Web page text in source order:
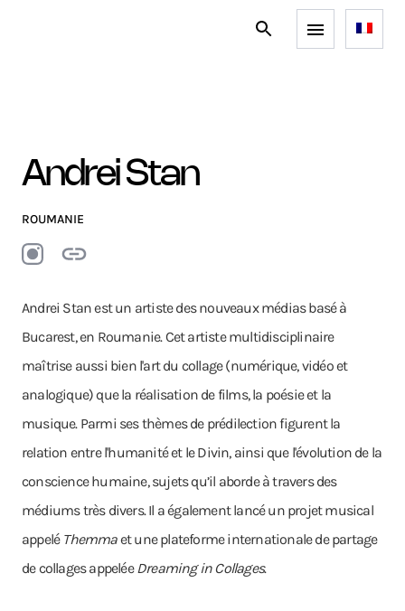
Andrei Stan
ROUMANIE
Andrei Stan est un artiste des nouveaux médias basé à
Bucarest, en Roumanie. Cet artiste multidisciplinaire
maîtrise aussi bien l'art du collage (numérique, vidéo et
analogique) que la réalisation de films, la poésie et la
musique. Parmi ses thèmes de prédilection figurent la
relation entre l'humanité et le Divin, ainsi que l'évolution de la
conscience humaine, sujets qu’il aborde à travers des
médiums très divers. Il a également lancé un projet musical
appelé Themmaet une plateforme internationale de partage
de collages appeléeDreaming in Collages.